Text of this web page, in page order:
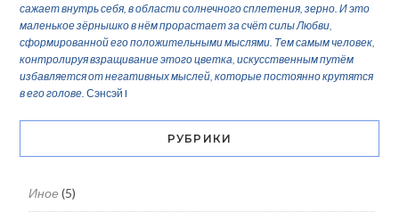
сажает внутрь себя, в области солнечного сплетения, зерно. И это
маленькое зёрнышко в нём прорастает за счёт силы Любви,
сформированной его положительными мыслями. Тем самым человек,
контролируя взращивание этого цветка, искусственным путём
избавляется от негативных мыслей, которые постоянно крутятся
в его голове. Сэнсэй I
РУБРИКИ
Иное(5)